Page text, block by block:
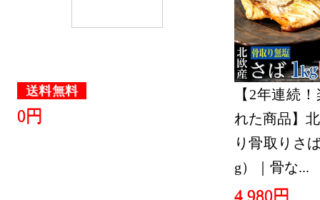
送料無料
0円
【2年連続
れた商品】
り骨取りさ
g）｜骨な...
4,980円